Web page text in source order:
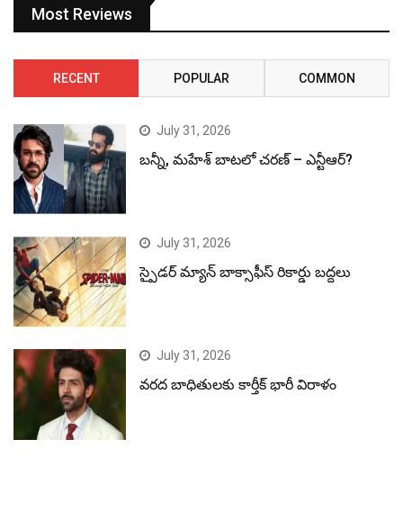
Most Reviews
RECENT POPULAR COMMON
July 31, 2026
బన్నీ, మహేశ్ బాటలో చరణ్ – ఎన్టీఆర్?
July 31, 2026
స్పైడర్ మ్యాన్ బాక్సాఫీస్ రికార్డు బద్దలు
July 31, 2026
వరద బాధితులకు కార్తీక్ భారీ విరాళం